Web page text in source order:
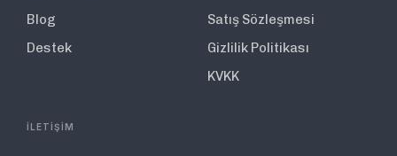
Blog
Destek
Satış Sözleşmesi
Gizlilik Politikası
KVKK
İLETİŞİM